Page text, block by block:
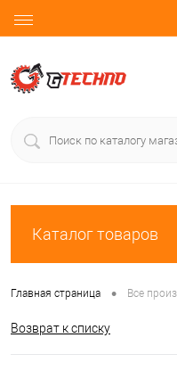
Каталог товаров
Главная страница • Все
Возврат к списку